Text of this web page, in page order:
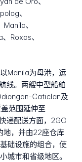
、
、
Roxas、
Manila为母港，运
线。两艘中型船舶
Caticlan及
范围延伸至
递配送方面，2GO
地，并由22座仓库
础设施的组合，使
城市和省级地区。